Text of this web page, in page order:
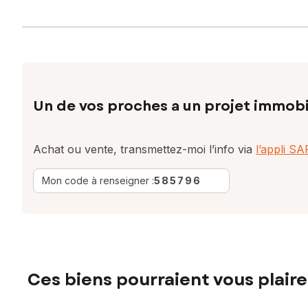
Un de vos proches a un projet
Achat ou vente, transmettez-moi l’info via l’appli
Mon code à renseigner :585796
Ces biens pourraient vous plaire